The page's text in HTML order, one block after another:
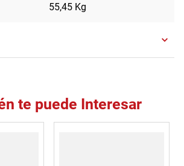
55,45 Kg
te puede Interesar